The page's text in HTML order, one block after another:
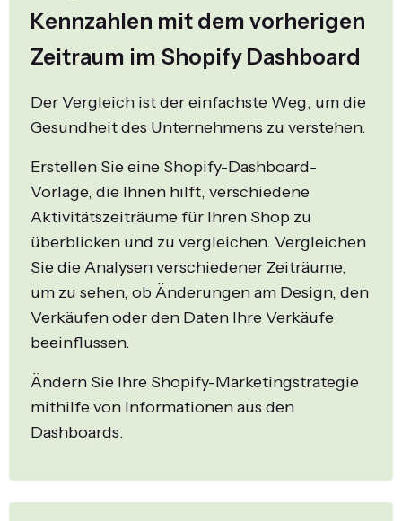
Kennzahlen mit dem vorherigen
Zeitraum im Shopify Dashboard
Der Vergleich ist der einfachste Weg, um die
Gesundheit des Unternehmens zu verstehen.
Erstellen Sie eine Shopify-Dashboard-
Vorlage, die Ihnen hilft, verschiedene
Aktivitätszeiträume für Ihren Shop zu
überblicken und zu vergleichen. Vergleichen
Sie die Analysen verschiedener Zeiträume,
um zu sehen, ob Änderungen am Design, den
Verkäufen oder den Daten Ihre Verkäufe
beeinflussen.
Ändern Sie Ihre Shopify-Marketingstrategie
mithilfe von Informationen aus den
Dashboards.